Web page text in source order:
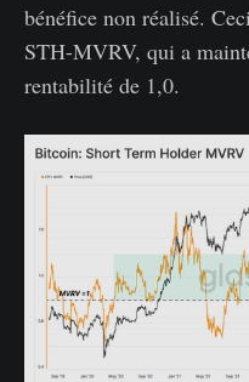
bénéfice non réalisé.
STH-MVRV, qui a
rentabilité de 1,0.